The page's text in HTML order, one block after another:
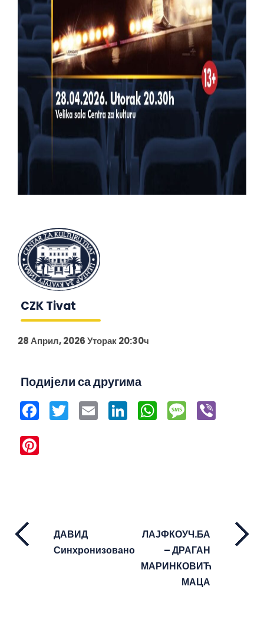
CZK Tivat
28 Април, 2026 Уторак 20:30ч
Подијели са другима
Facebook
Twitter Email LinkedInWhatsApp
Message
ДАВИД
Синхронизовано
ЛАЈФКОУЧ.БА
– ДРАГАН
МАРИНКОВИЋ
МАЦА